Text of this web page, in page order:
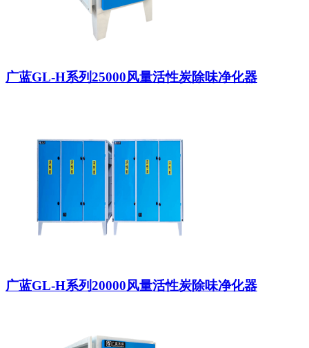
广蓝GL-H系列25000风量活性炭除味净化器
广蓝GL-H系列20000风量活性炭除味净化器